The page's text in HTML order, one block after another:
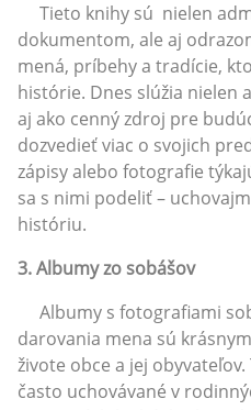
Tieto knihy sú nielen
dokumentom, ale aj
mená, príbehy a tradície,
histórie. Dnes slúžia nielen
aj ako cenný zdroj pre
dozvedieť viac o svojich
zápisy alebo fotografie
sa s nimi podeliť –
históriu.
3. Albumy zo sobášov
Albumy s fotografiami
darovania mena sú
živote obce a jej
často uchovávané v